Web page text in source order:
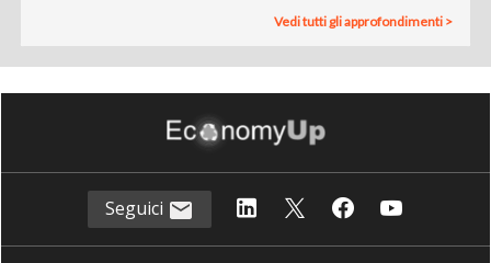
Vedi tutti gli approfondimenti >
Seguici